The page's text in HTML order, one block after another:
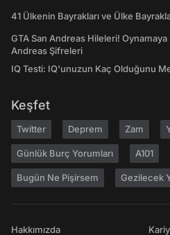
41 Ülkenin Bayrakları ve Ülke
GTA San Andreas Hileleri!
Andreas Şifreleri
IQ Testi: IQ'unuzun Kaç Olduğunu
Keşfet
Twitter Deprem Zam
Günlük Burç Yorumları A101
Bugün Ne Pişirsem Gezilecek
Hakkımızda